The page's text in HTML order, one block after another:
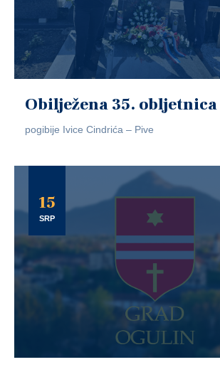
Obilježena 35. obljetnica
pogibije Ivice Cindrića – Pive
15
SRP